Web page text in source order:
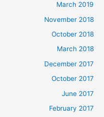
March 2019
November 2018
October 2018
March 2018
December 2017
October 2017
June 2017
February 2017